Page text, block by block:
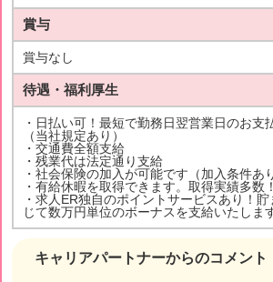
キャリアパートナーからのコメント
賞与
賞与なし
待遇・福利厚生
・日払い可！最短で勤務日翌営業日のお支
（当社規定あり）
・交通費全額支給
・残業代は法定通り支給
・社会保険の加入が可能です（加入条件あ
・有給休暇を取得できます。取得実績多数
・求人ER独自のポイントサービスあり！
じて数万円単位のボーナスを支給いたしま